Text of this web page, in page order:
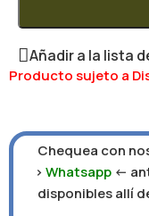
Añadir a la lista
Producto sujeto a
Chequea con
>Whatsapp <-
disponibles allí